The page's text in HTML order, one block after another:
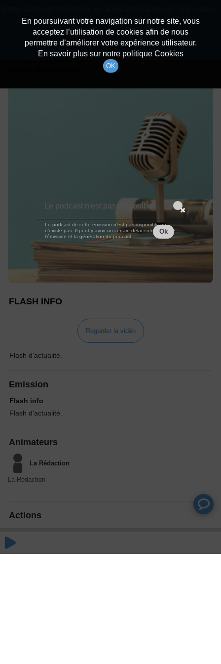
Détails De L'épisode
à 6h59
FLASH INFO
Regarder la vidéo
Flash d'actualité.
Emission
Flash info
Flash d'actualité.
Animateurs
La Rédaction
La Rédaction
Actions
En poursuivant votre navigation sur notre site, vous
acceptez l’utilisation de cookies afin de nous
permettre d’améliorer votre expérience utilisateur.
En savoir plus sur notre politique Cookies
OK
dessous pour l'installer.
Non merci Télécharger l'application
Le podcast n'est pas disponible
Le podcast de cette émission n'est pas disponible ou
n'existe pas. Il peut y avoir un certain délai entre la fin de
l'émission et la génération du podcast.
Ok